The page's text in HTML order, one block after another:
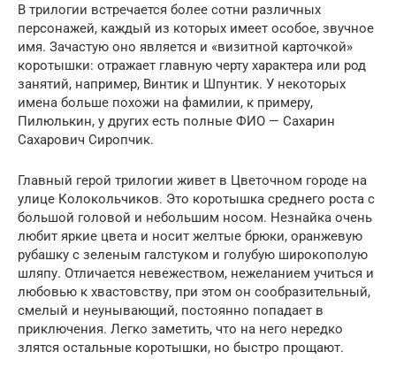
В трилогии встречается более сотни различных
персонажей, каждый из которых имеет особое, звучное
имя. Зачастую оно является и «визитной карточкой»
коротышки: отражает главную черту характера или род
занятий, например, Винтик и Шпунтик. У некоторых
имена больше похожи на фамилии, к примеру,
Пилюлькин, у других есть полные ФИО — Сахарин
Сахарович Сиропчик.
Главный герой трилогии живет в Цветочном городе на
улице Колокольчиков. Это коротышка среднего роста с
большой головой и небольшим носом. Незнайка очень
любит яркие цвета и носит желтые брюки, оранжевую
рубашку с зеленым галстуком и голубую широкополую
шляпу. Отличается невежеством, нежеланием учиться и
любовью к хвастовству, при этом он сообразительный,
смелый и неунывающий, постоянно попадает в
приключения. Легко заметить, что на него нередко
злятся остальные коротышки, но быстро прощают.